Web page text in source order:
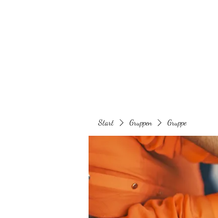
Start Gruppen Gruppe